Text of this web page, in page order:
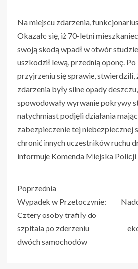
Na miejscu zdarzenia,
Okazało się, iż 70-letni
swoją skodą wpadł w otwór
uszkodził lewą, przednią oponę.
przyjrzeniu się sprawie, stwierdzili,
zdarzenia były silne opady
spowodowały wyrwanie pokrywy
natychmiast podjęli działania
zabezpieczenie tej niebezpiecznej
chronić innych uczestników ruchu
informuje Komenda Miejska Policji
Poprzednia
Wypadek w Przetoczynie:
Cztery osoby trafiły do
szpitala po zderzeniu
dwóch samochodów